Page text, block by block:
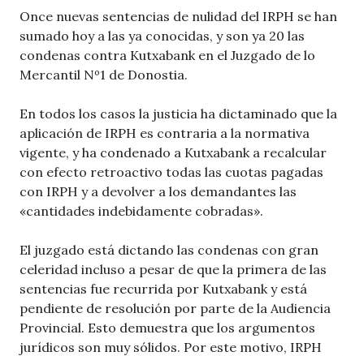
Once nuevas sentencias de nulidad del IRPH se han
sumado hoy a las ya conocidas, y son ya 20 las
condenas contra Kutxabank en el Juzgado de lo
Mercantil Nº1 de Donostia.
En todos los casos la justicia ha dictaminado que la
aplicación de IRPH es contraria a la normativa
vigente, y ha condenado a Kutxabank a recalcular
con efecto retroactivo todas las cuotas pagadas
con IRPH y a devolver a los demandantes las
«cantidades indebidamente cobradas».
El juzgado está dictando las condenas con gran
celeridad incluso a pesar de que la primera de las
sentencias fue recurrida por Kutxabank y está
pendiente de resolución por parte de la Audiencia
Provincial. Esto demuestra que los argumentos
jurídicos son muy sólidos. Por este motivo, IRPH